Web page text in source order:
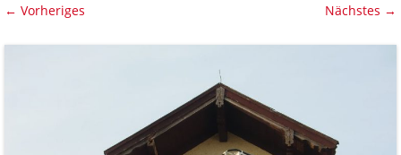
← Vorheriges Nächstes →